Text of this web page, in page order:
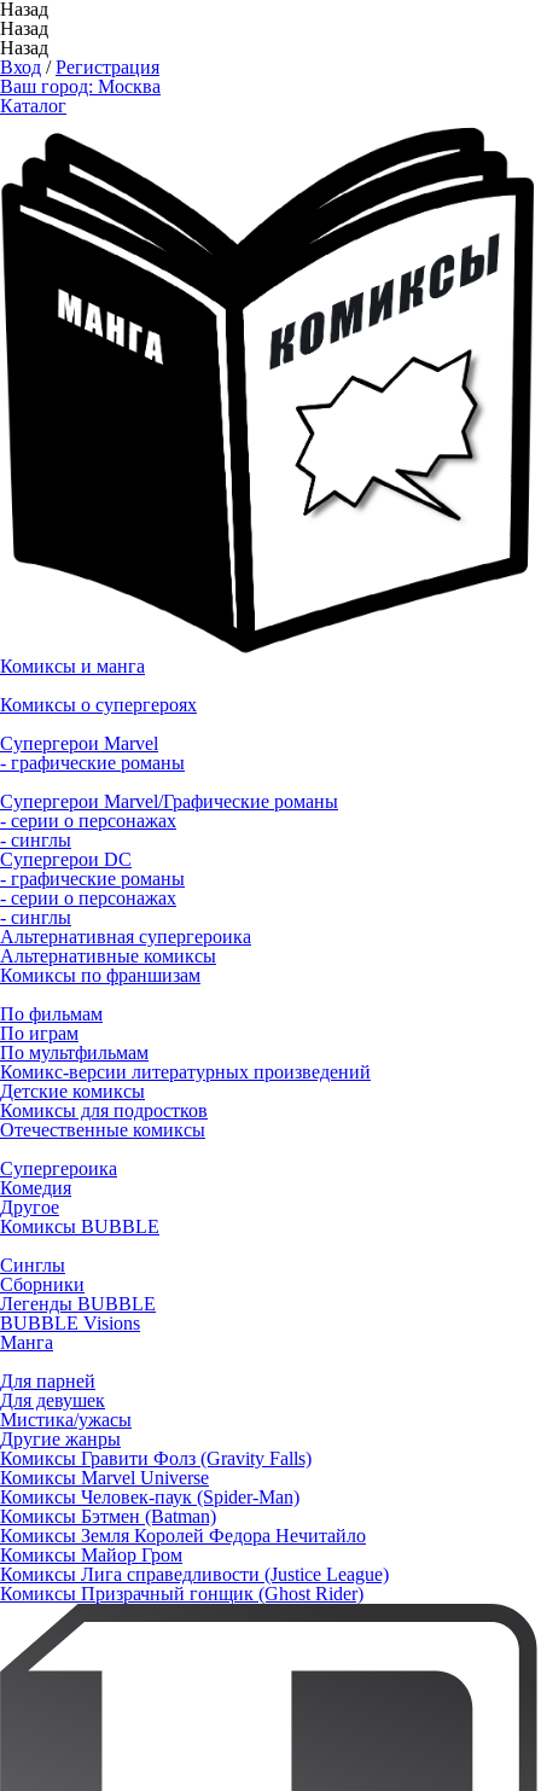
Назад
Назад
Назад
Вход /Регистрация
Ваш город: Москва
Каталог
Комиксы и манга
Комиксы о супергероях
Супергерои Marvel
- графические романы
Супергерои Marvel/Графические романы
- серии о персонажах
- синглы
Супергерои DC
- графические романы
- серии о персонажах
- синглы
Альтернативная супергероика
Альтернативные комиксы
Комиксы по франшизам
По фильмам
По играм
По мультфильмам
Комикс-версии литературных произведений
Детские комиксы
Комиксы для подростков
Отечественные комиксы
Супергероика
Комедия
Другое
Комиксы BUBBLE
Синглы
Сборники
Легенды BUBBLE
BUBBLE Visions
Манга
Для парней
Для девушек
Мистика/ужасы
Другие жанры
Комиксы Гравити Фолз (Gravity Falls)
Комиксы Marvel Universe
Комиксы Человек-паук (Spider-Man)
Комиксы Бэтмен (Batman)
Комиксы Земля Королей Федора Нечитайло
Комиксы Майор Гром
Комиксы Лига справедливости (Justice League)
Комиксы Призрачный гонщик (Ghost Rider)